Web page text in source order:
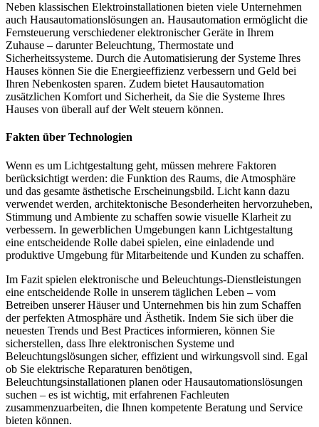
Neben klassischen Elektroinstallationen bieten viele Unternehmen
auch Hausautomationslösungen an. Hausautomation ermöglicht die
Fernsteuerung verschiedener elektronischer Geräte in Ihrem
Zuhause – darunter Beleuchtung, Thermostate und
Sicherheitssysteme. Durch die Automatisierung der Systeme Ihres
Hauses können Sie die Energieeffizienz verbessern und Geld bei
Ihren Nebenkosten sparen. Zudem bietet Hausautomation
zusätzlichen Komfort und Sicherheit, da Sie die Systeme Ihres
Hauses von überall auf der Welt steuern können.
Fakten über Technologien
Wenn es um Lichtgestaltung geht, müssen mehrere Faktoren
berücksichtigt werden: die Funktion des Raums, die Atmosphäre
und das gesamte ästhetische Erscheinungsbild. Licht kann dazu
verwendet werden, architektonische Besonderheiten hervorzuheben,
Stimmung und Ambiente zu schaffen sowie visuelle Klarheit zu
verbessern. In gewerblichen Umgebungen kann Lichtgestaltung
eine entscheidende Rolle dabei spielen, eine einladende und
produktive Umgebung für Mitarbeitende und Kunden zu schaffen.
Im Fazit spielen elektronische und Beleuchtungs-Dienstleistungen
eine entscheidende Rolle in unserem täglichen Leben – vom
Betreiben unserer Häuser und Unternehmen bis hin zum Schaffen
der perfekten Atmosphäre und Ästhetik. Indem Sie sich über die
neuesten Trends und Best Practices informieren, können Sie
sicherstellen, dass Ihre elektronischen Systeme und
Beleuchtungslösungen sicher, effizient und wirkungsvoll sind. Egal
ob Sie elektrische Reparaturen benötigen,
Beleuchtungsinstallationen planen oder Hausautomationslösungen
suchen – es ist wichtig, mit erfahrenen Fachleuten
zusammenzuarbeiten, die Ihnen kompetente Beratung und Service
bieten können.